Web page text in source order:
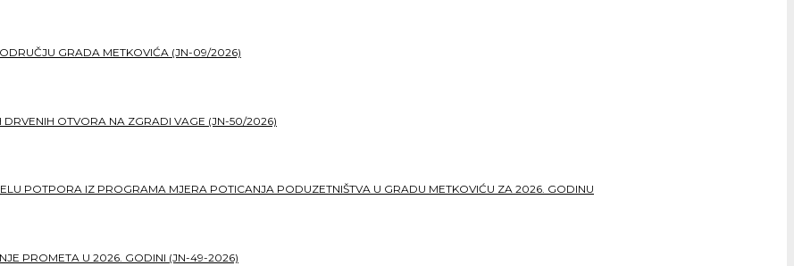
GRADA METKOVIĆA (JN-09/2026)
OTVORA NA ZGRADI VAGE (JN-50/2026)
POTPORA IZ PROGRAMA MJERA POTICANJA PODUZETNIŠTVA U GRADU METKOVIĆU ZA 2026. GODINU
PROMETA U 2026. GODINI (JN-49-2026)